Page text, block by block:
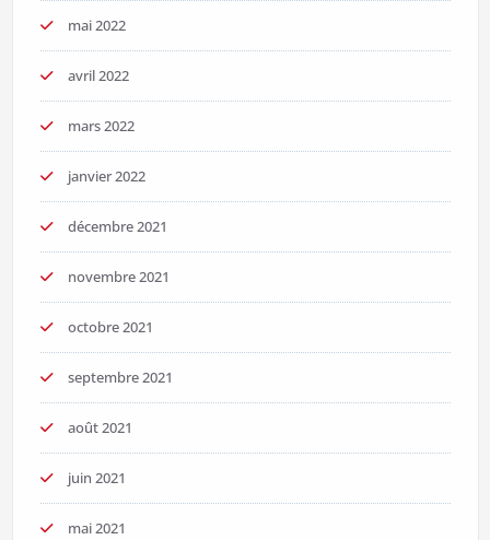
mai 2022
avril 2022
mars 2022
janvier 2022
décembre 2021
novembre 2021
octobre 2021
septembre 2021
août 2021
juin 2021
mai 2021